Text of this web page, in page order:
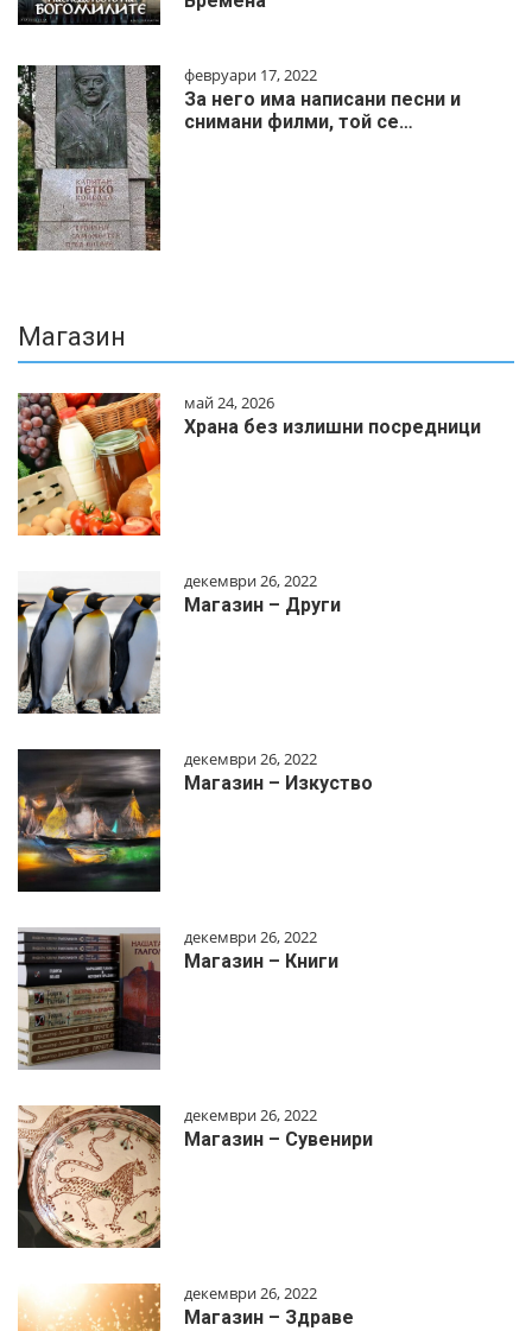
февруари 17, 2022
За него има написани песни и
снимани филми, той се…
Магазин
май 24, 2026
Храна без излишни посредници
декември 26, 2022
Магазин – Други
декември 26, 2022
Магазин – Изкуство
декември 26, 2022
Магазин – Книги
декември 26, 2022
Магазин – Сувенири
декември 26, 2022
Магазин – Здраве